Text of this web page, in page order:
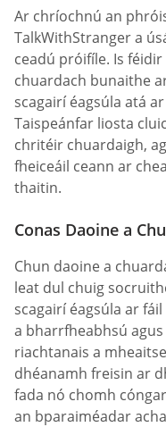
Ar chríochnú an
TalkWithStranger a
ceadú próifíle. Is
chuardach bunaithe
scagairí éagsúla atá
Taispeánfar liosta
chritéir chuardaigh,
fheiceáil ceann ar
thaitin.
Conas Daoine a
Chun daoine a
leat dul chuig
scagairí éagsúla ar
a bharrfheabhsú
riachtanais a
dhéanamh freisin ar
fada nó chomh
an bparaiméadar